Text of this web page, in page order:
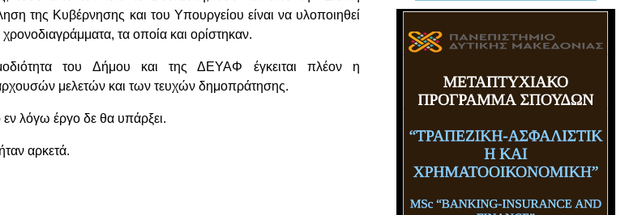
της Κυβέρνησης και του Υπουργείου είναι να υλοποιηθεί
τα οποία και ορίστηκαν.
του Δήμου και της ΔΕΥΑΦ έγκειται πλέον η
μελετών και των τευχών δημοπράτησης.
λόγω έργο δε θα υπάρξει.
αρκετά.